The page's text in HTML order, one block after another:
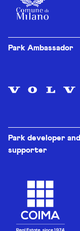
Park Ambassador
Park developer and
supporter